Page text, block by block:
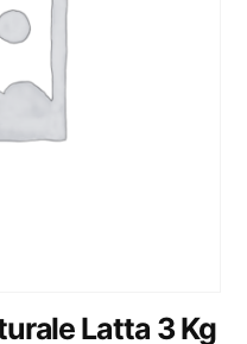
Latta 3 Kg